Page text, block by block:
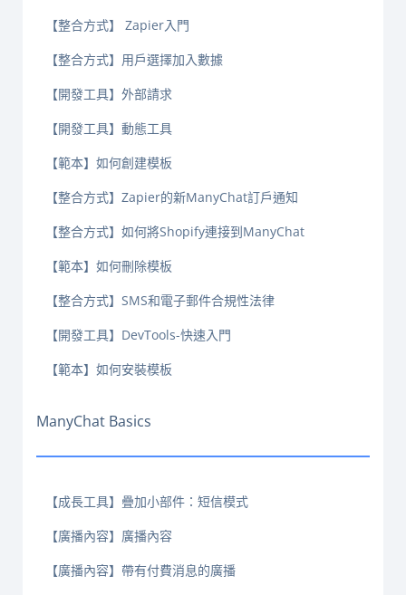
【整合方式】 Zapier入門
【整合方式】用戶選擇加入數據
【開發工具】外部請求
【開發工具】動態工具
【範本】如何創建模板
【整合方式】Zapier的新ManyChat訂戶通知
【整合方式】如何將Shopify連接到ManyChat
【範本】如何刪除模板
【整合方式】SMS和電子郵件合規性法律
【開發工具】DevTools-快速入門
【範本】如何安裝模板
ManyChat Basics
【成長工具】疊加小部件：短信模式
【廣播內容】廣播內容
【廣播內容】帶有付費消息的廣播